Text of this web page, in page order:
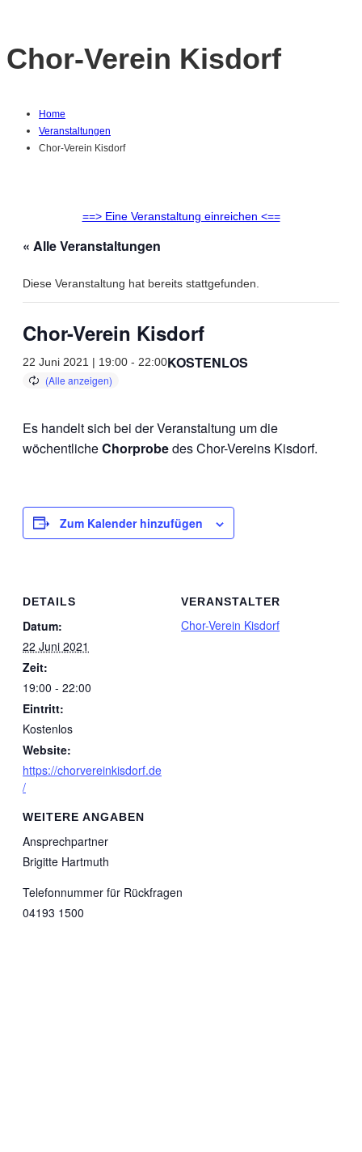
Chor-Verein Kisdorf
Home
Veranstaltungen
Chor-Verein Kisdorf
==> Eine Veranstaltung einreichen <==
« Alle Veranstaltungen
Diese Veranstaltung hat bereits stattgefunden.
Chor-Verein Kisdorf
22 Juni 2021 | 19:00 - 22:00KOSTENLOS
Es handelt sich bei der Veranstaltung um die
wöchentlicheChorprobedes Chor-Vereins Kisdorf.
Zum Kalender hinzufügen
DETAILS
Datum:
22 Juni 2021
Zeit:
19:00 - 22:00
Eintritt:
Kostenlos
Website:
https://chorvereinkisdorf.de
/
VERANSTALTER
Chor-Verein Kisdorf
WEITERE ANGABEN
Ansprechpartner
Brigitte Hartmuth
Telefonnummer für Rückfragen
04193 1500